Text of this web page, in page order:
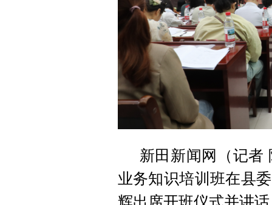
新田新闻网（记者
业务知识培训班在县